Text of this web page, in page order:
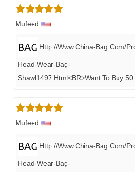
Mufeed
Http://www.china-Bag.com/
Head-Wear-Bag-
Shawl1497.html<BR>Want To Buy
Mufeed
Http://www.china-Bag.com/
Head-Wear-Bag-